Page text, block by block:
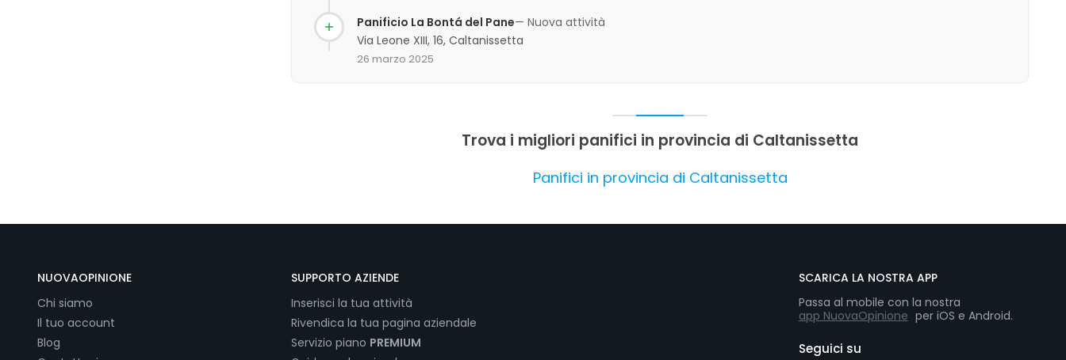
sottolineando l'eccellenza dei prodotti e l'attenzione al cliente.
Panificio La Bontá del Pane— Nuova attività
Via Leone XIII, 16, Caltanissetta
26 marzo 2025
Trova i migliori panifici in provincia di Caltanissetta
Panifici in provincia di Caltanissetta
NUOVAOPINIONE
Chi siamo
Il tuo account
Blog
SUPPORTO AZIENDE
Inserisci la tua attività
Rivendica la tua pagina aziendale
Servizio piano PREMIUM
SCARICA LA NOSTRA APP
Passa al mobile con la nostra
app NuovaOpinione per iOS e Android.
Seguici su